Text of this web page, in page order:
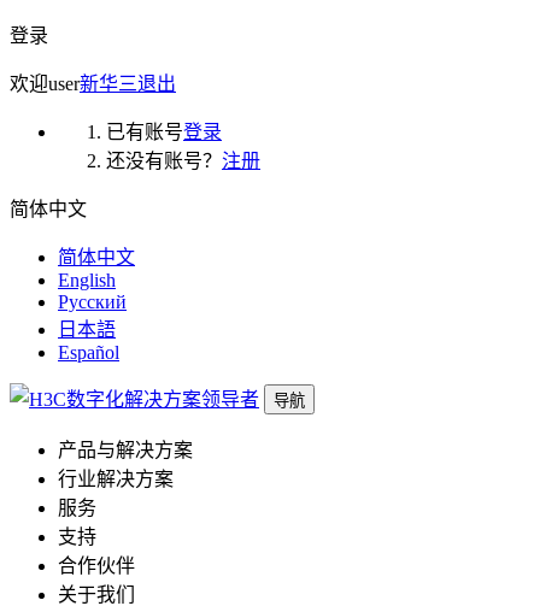
登录
欢迎user新华三退出
已有账号登录
还没有账号？ 注册
简体中文
简体中文
English
Русский
日本語
Español
导航
产品与解决方案
行业解决方案
服务
支持
合作伙伴
关于我们